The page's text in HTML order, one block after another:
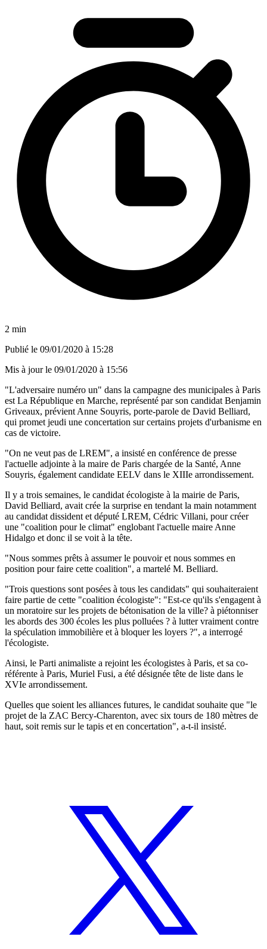
2 min
Publié le 09/01/2020 à 15:28
Mis à jour le 09/01/2020 à 15:56
"L'adversaire numéro un" dans la campagne des municipales à Paris
est La République en Marche, représenté par son candidat Benjamin
Griveaux, prévient Anne Souyris, porte-parole de David Belliard,
qui promet jeudi une concertation sur certains projets d'urbanisme en
cas de victoire.
"On ne veut pas de LREM", a insisté en conférence de presse
l'actuelle adjointe à la maire de Paris chargée de la Santé, Anne
Souyris, également candidate EELV dans le XIIIe arrondissement.
Il y a trois semaines, le candidat écologiste à la mairie de Paris,
David Belliard, avait crée la surprise en tendant la main notamment
au candidat dissident et député LREM, Cédric Villani, pour créer
une "coalition pour le climat" englobant l'actuelle maire Anne
Hidalgo et donc il se voit à la tête.
"Nous sommes prêts à assumer le pouvoir et nous sommes en
position pour faire cette coalition", a martelé M. Belliard.
"Trois questions sont posées à tous les candidats" qui souhaiteraient
faire partie de cette "coalition écologiste": "Est-ce qu'ils s'engagent à
un moratoire sur les projets de bétonisation de la ville? à piétonniser
les abords des 300 écoles les plus polluées ? à lutter vraiment contre
la spéculation immobilière et à bloquer les loyers ?", a interrogé
l'écologiste.
Ainsi, le Parti animaliste a rejoint les écologistes à Paris, et sa co-
référente à Paris, Muriel Fusi, a été désignée tête de liste dans le
XVIe arrondissement.
Quelles que soient les alliances futures, le candidat souhaite que "le
projet de la ZAC Bercy-Charenton, avec six tours de 180 mètres de
haut, soit remis sur le tapis et en concertation", a-t-il insisté.